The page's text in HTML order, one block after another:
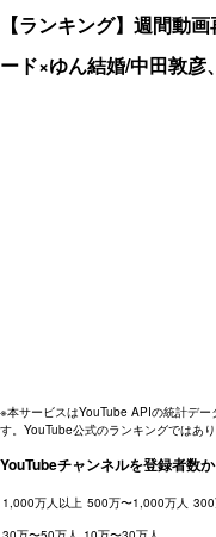
【ランキング】週間動
ード×ゆん結婚/中田敦彦
※本サービスはYouTube APIの統計デ
す。YouTube公式のランキングではあり
YouTubeチャンネルを登録者数
1,000万人以上 500万〜1,000万人